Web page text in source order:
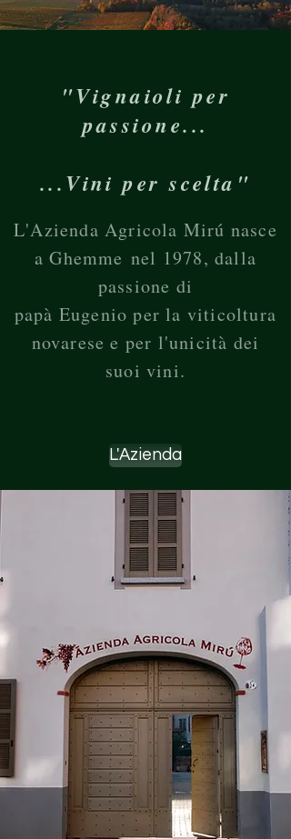
"Vignaioli per
passione...
...Vini per scelta"
L'Azienda Agricola Mirú nasce
a Ghemme nel 1978, dalla
passione di
papà Eugenio per la viticoltura
novarese e per l'unicità dei
suoi vini.
L'Azienda